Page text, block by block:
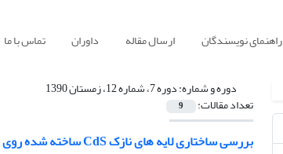
راهنمای نویسندگان ارسال مقاله داوران تماس با ما
دوره و شماره:دوره 7، شماره 12، زمستان 1390
تعداد مقالات: 9
بررسی ساختاری لایه های نازک CdS ساخته شده روی زیرلایه های با شرایط متفاوت